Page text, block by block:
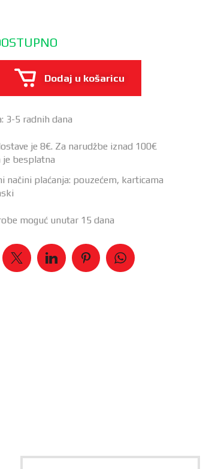
Dodaj u košaricu
3-5 radnih dana
je 8€. Za narudžbe iznad 100€
je besplatna
načini plaćanja: pouzećem, karticama
moguć unutar 15 dana